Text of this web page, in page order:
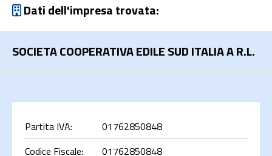
Cerca
Dati dell'impresa trovata:
SOCIETA COOPERATIVA EDILE SUD ITALIA A R.L.
Partita IVA:
01762850848
Codice Fiscale:
01762850848